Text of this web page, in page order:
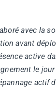
avec la
avant
active
le
actif